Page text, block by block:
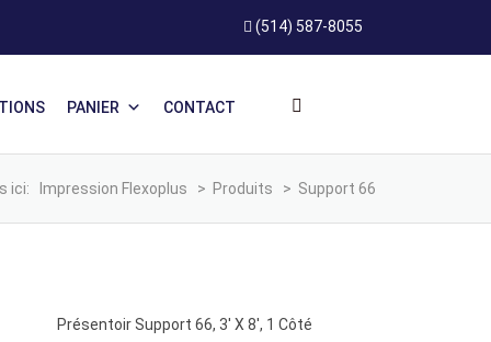
(514) 587-8055
PANIER CONTACT
ici: Impression Flexoplus > Produits > Support 66
Présentoir Support 66, 3′ X 8′, 1 Côté